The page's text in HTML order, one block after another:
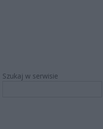
Szukaj w serwisie